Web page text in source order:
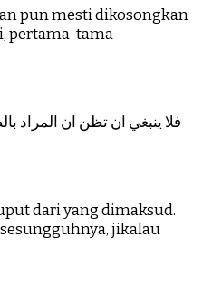
pun mesti dikosongkan
pertama-tama
فلا ينبغي ان تظن ان المراد
dari yang dimaksud.
jikalau